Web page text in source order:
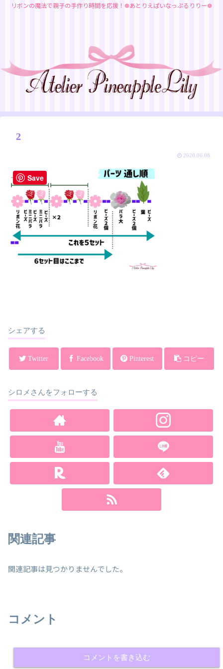
リボンの魔法で親子の手作り時間を応援！❁あとりえぱいなっぷるりりー❁
2
2020.06.08
シェアする
Twitter Facebook Pinterest コピー
シロメさんをフォローする
関連記事
関連記事は見つかりませんでした。
コメント
コメントを書き込む
Save